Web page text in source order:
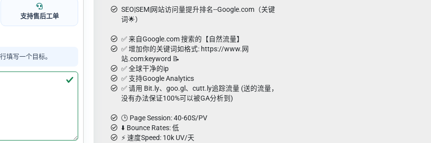
支持售后工单
填写一个目标。
SEO|SEM|网站访问量提升排名--Google.com（关键
词🌟）
✅ 来自Google.com 搜索的【自然流量】
✅ 增加你的关键词如格式: https://www.网
站.com:keyword 📝
✅ 全球干净的ip
✅ 支持Google Analytics
✅ 请用 Bit.ly、goo.gl、cutt.ly追踪流量 (送的流量，
没有办法保证100%可以被GA分析到)
🕒 Page Session: 40-60S/PV
⬇️ Bounce Rates: 低
⚡️ 速度Speed: 10k UV/天